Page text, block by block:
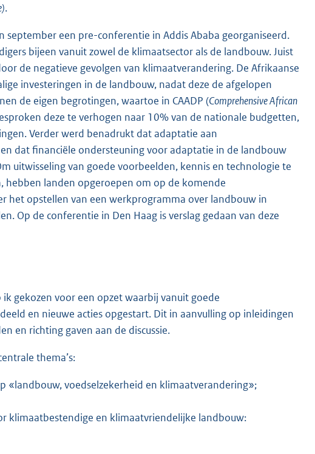
.
een pre-conferentie in Addis Ababa georganiseerd.
bijeen vanuit zowel de klimaatsector als de landbouw. Juist
de negatieve gevolgen van klimaatverandering. De Afrikaanse
investeringen in de landbouw, nadat deze de afgelopen
de eigen begrotingen, waartoe in CAADP (Comprehensive African
deze te verhogen naar 10% van de nationale budgetten,
Verder werd benadrukt dat adaptatie aan
dat financiële ondersteuning voor adaptatie in de landbouw
uitwisseling van goede voorbeelden, kennis en technologie te
hebben landen opgeroepen om op de komende
het opstellen van een werkprogramma over landbouw in
Op de conferentie in Den Haag is verslag gedaan van deze
gekozen voor een opzet waarbij vanuit goede
en nieuwe acties opgestart. Dit in aanvulling op inleidingen
en richting gaven aan de discussie.
thema’s:
«landbouw, voedselzekerheid en klimaatverandering»;
klimaatbestendige en klimaatvriendelijke landbouw: